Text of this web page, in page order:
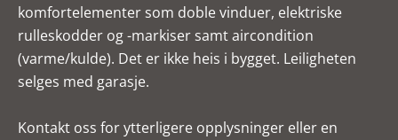
komfortelementer som doble vinduer, elektriske
rulleskodder og -markiser samt aircondition
(varme/kulde). Det er ikke heis i bygget. Leiligheten
selges med garasje.
Kontakt oss for ytterligere opplysninger eller en